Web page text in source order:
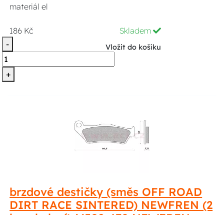
materiál el
186 Kč
Skladem
-
+
Vložit do košíku
brzdové destičky (směs OFF ROAD
DIRT RACE SINTERED) NEWFREN (2